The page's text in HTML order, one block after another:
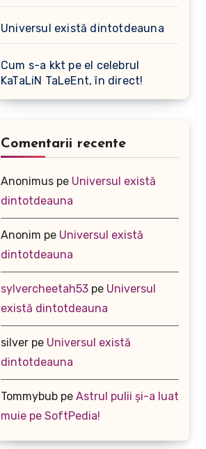
Universul există dintotdeauna
Cum s-a kkt pe el celebrul
KaTaLiN TaLeEnt, în direct!
Comentarii recente
Anonimus pe Universul există
dintotdeauna
Anonim pe Universul există
dintotdeauna
sylvercheetah53 pe Universul
există dintotdeauna
silver pe Universul există
dintotdeauna
Tommybub pe Astrul pulii și-a luat
muie pe SoftPedia!